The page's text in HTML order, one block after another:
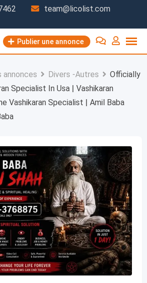
team@licolist.com
Publier une annonce
annonces Divers -Autres
Officially
Specialist In Usa | Vashikaran
Vashikaran Specialist | Amil Baba